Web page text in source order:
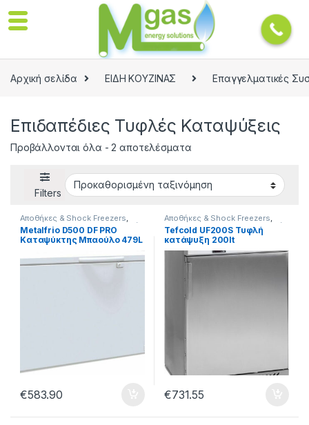
Αρχική σελίδα ΕΙΔΗ ΚΟΥΖΙΝΑΣ Επαγγελματικές
Επιδαπέδιες Τυφλές Καταψύξεις
Προβάλλονται όλα - 2 αποτελέσματα
Filters
Αποθήκες & Shock Freezers
ΕΙΔΗ ΚΟΥΖΙΝΑΣ ,Επαγγελματικές
Συσκευές, Επιδαπέδιες Τυφλές
Καταψύξεις
Metalfrio D500 DF PRO
Καταψύκτης Μπαούλο 479L
€583.90
Αποθήκες & Shock Freezers
ΕΙΔΗ ΚΟΥΖΙΝΑΣ, Επαγγελματικές
Συσκευές,Επιδαπέδιες Τυφλές
Καταψύξεις
Tefcold UF200S Τυφλή
κατάψυξη 200lt
€731.55